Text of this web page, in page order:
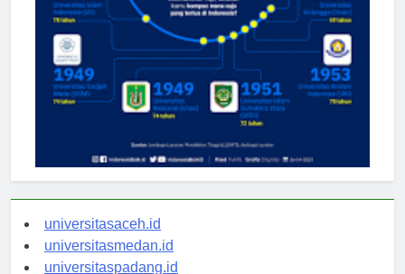
universitasaceh.id
universitasmedan.id